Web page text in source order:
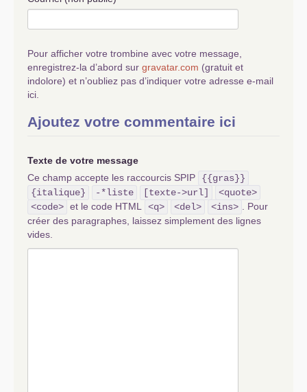
Pour afficher votre trombine avec votre message,
enregistrez-la d’abord sur gravatar.com (gratuit et
indolore) et n’oubliez pas d’indiquer votre adresse e-mail
ici.
Ajoutez votre commentaire ici
Texte de votre message
Ce champ accepte les raccourcis SPIP
{{gras}}
{italique}
-*liste [texte->url]
<quote>
<code> et le code HTML <q> <del> <ins>
. Pour
créer des paragraphes, laissez simplement des lignes
vides.